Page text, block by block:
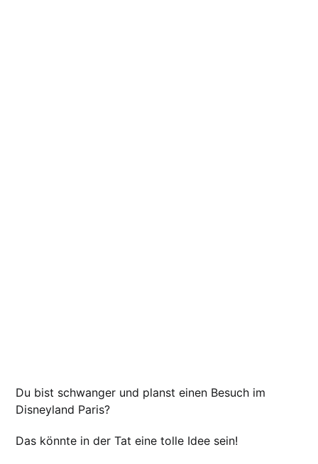
Du bist schwanger und planst einen Besuch im
Disneyland Paris?
Das könnte in der Tat eine tolle Idee sein!